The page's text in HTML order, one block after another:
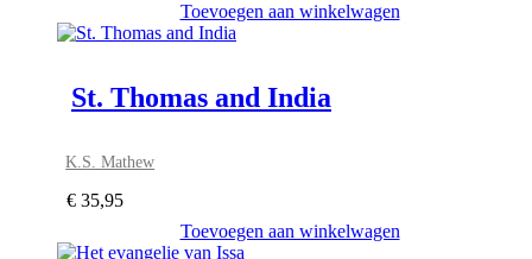
Toevoegen aan winkelwagen
St. Thomas and India
K.S. Mathew
€ 35,95
Toevoegen aan winkelwagen